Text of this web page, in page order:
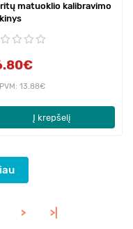
matuoklio kalibravimo
13.88€
Į krepšelį
> >|